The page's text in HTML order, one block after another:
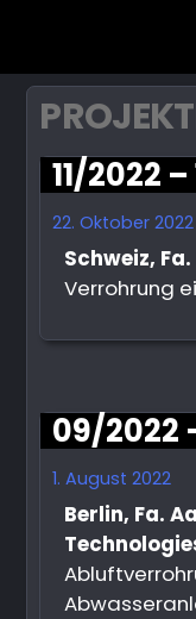
11/2022
22. Oktober 2022
Schweiz,
Verrohrung
09/2022
1. August 2022
Berlin, Fa.